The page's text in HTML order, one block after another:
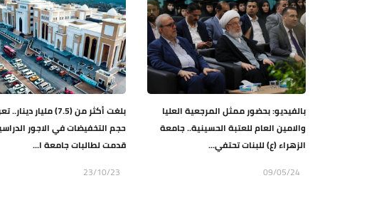
بالفيديو: بحضور ممثل المرجعية العليا
والامين العام للعتبة الحسينية.. جامعة
الزهراء (ع) للبنات تحتفي...
09/05/24
بلغت أكثر من (7.5) مليار
حجم التخفيضات في الاجور
قدمت لطالبات جامعة ا...
23/10/23